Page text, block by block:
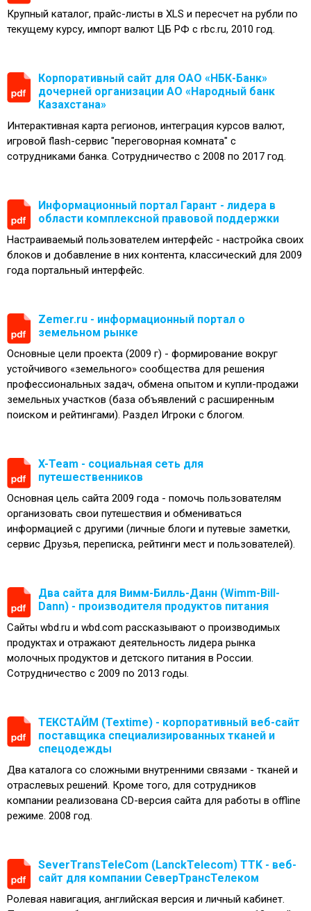
Крупный каталог, прайс-листы в XLS и пересчет на рубли по
текущему курсу, импорт валют ЦБ РФ с rbc.ru, 2010 год.
Корпоративный сайт для ОАО «НБК-Банк»
дочерней организации АО «Народный банк
Казахстана»
Интерактивная карта регионов, интеграция курсов валют,
игровой flash-сервис "переговорная комната" с
сотрудниками банка. Сотрудничество с 2008 по 2017 год.
Информационный портал Гарант - лидера в
области комплексной правовой поддержки
Настраиваемый пользователем интерфейс - настройка своих
блоков и добавление в них контента, классический для 2009
года портальный интерфейс.
Zemer.ru - информационный портал о
земельном рынке
Основные цели проекта (2009 г) - формирование вокруг
устойчивого «земельного» сообщества для решения
профессиональных задач, обмена опытом и купли-продажи
земельных участков (база объявлений с расширенным
поиском и рейтингами). Раздел Игроки с блогом.
X-Team - социальная сеть для
путешественников
Основная цель сайта 2009 года - помочь пользователям
организовать свои путешествия и обмениваться
информацией с другими (личные блоги и путевые заметки,
сервис Друзья, переписка, рейтинги мест и пользователей).
Два сайта для Вимм-Билль-Данн (Wimm-Bill-
Dann) - производителя продуктов питания
Сайты wbd.ru и wbd.com рассказывают о производимых
продуктах и отражают деятельность лидера рынка
молочных продуктов и детского питания в России.
Сотрудничество с 2009 по 2013 годы.
ТЕКСТАЙМ (Textime) - корпоративный веб-сайт
поставщика специализированных тканей и
спецодежды
Два каталога со сложными внутренними связами - тканей и
отраслевых решений. Кроме того, для сотрудников
компании реализована CD-версия сайта для работы в offline
режиме. 2008 год.
SeverTransTeleCom (LanckTelecom) TTK - веб-
сайт для компании СеверТрансТелеком
Ролевая навигация, английская версия и личный кабинет.